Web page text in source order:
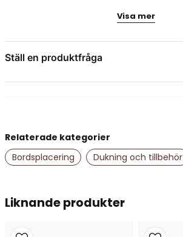
Återanvändbar och stilren
Visa mer
Ställ en produktfråga
name
Namn
email
Mejladress
Liknande produkter
Relaterade kategorier
Bordsplacering
Dukning och tillbehör